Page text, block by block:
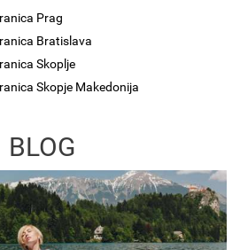
Prag
Bratislava
Skoplje
Skopje Makedonija
BLOG